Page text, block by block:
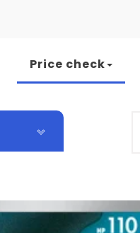
Price check